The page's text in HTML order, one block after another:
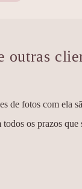
outras
de fotos com ela
os prazos